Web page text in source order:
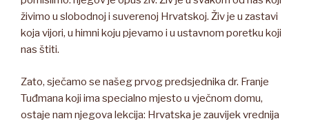
živimo u slobodnoj i suverenoj Hrvatskoj. Živ je u zastavi
koja vijori, u himni koju pjevamo i u ustavnom poretku koji
nas štiti.
Zato, sječamo se našeg prvog predsjednika dr. Franje
Tuđmana koji ima specialno mjesto u vječnom domu,
ostaje nam njegova lekcija: Hrvatska je zauvijek vrednija